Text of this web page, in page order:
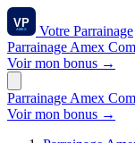
Votre Parrainage
Parrainage Amex
Voir mon bonus →
Parrainage Amex
Voir mon bonus →